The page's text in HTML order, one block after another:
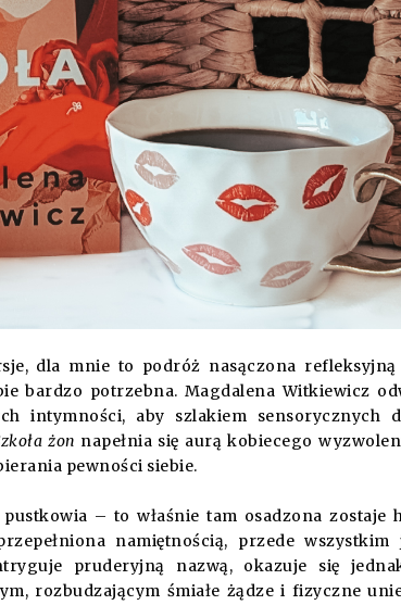
dla mnie to podróż nasączona refleksyjną
bardzo potrzebna. Magdalena Witkiewicz
intymności, aby szlakiem sensorycznych
żon napełnia się aurą kobiecego
pewności siebie.
– to właśnie tam osadzona zostaje
namiętnością, przede wszystkim
pruderyjną nazwą, okazuje się
rozbudzającym śmiałe żądze i fizyczne